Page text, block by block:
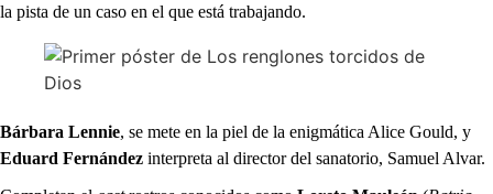
la pista de un caso en el que está trabajando.
Bárbara Lennie, se mete en la piel de la enigmática Alice Gould, y
Eduard Fernández interpreta al director del sanatorio, Samuel Alvar.